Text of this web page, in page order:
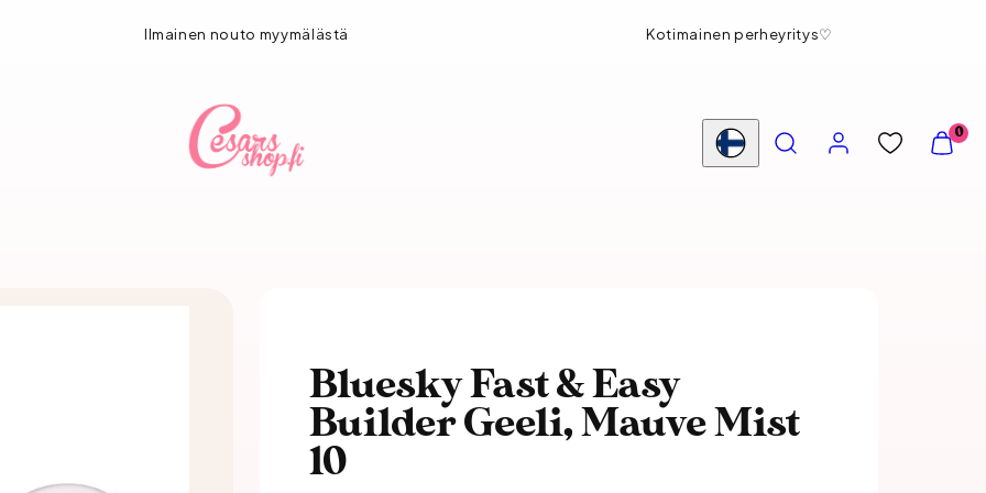
1-3 vuorokauden toimitus! Ilmainen nouto myymälästä
Maa/alue
HAE
NÄYTÄ
0
Bluesky Fast & Easy
Builder Geeli, Mauve Mist
10